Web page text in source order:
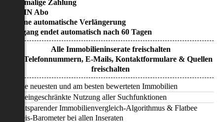
• Einmalige Zahlung
• KEIN Abo
• Keine automatische Verlängerung
• Zugang endet automatisch nach 60 Tagen
Alle Immobilieninserate freischalten
Alle Telefonnummern, E-Mails, Kontaktformulare & Quellen
freischalten
Alle neuesten und am besten bewerteten Immobilien
Uneingeschränkte Nutzung aller Suchfunktionen
Zeitsparender Immobilienvergleich-Algorithmus & Flatbee
Preis-Barometer bei allen Inseraten